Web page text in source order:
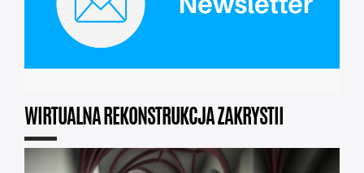
WIRTUALNA REKONSTRUKCJA ZAKRYSTII